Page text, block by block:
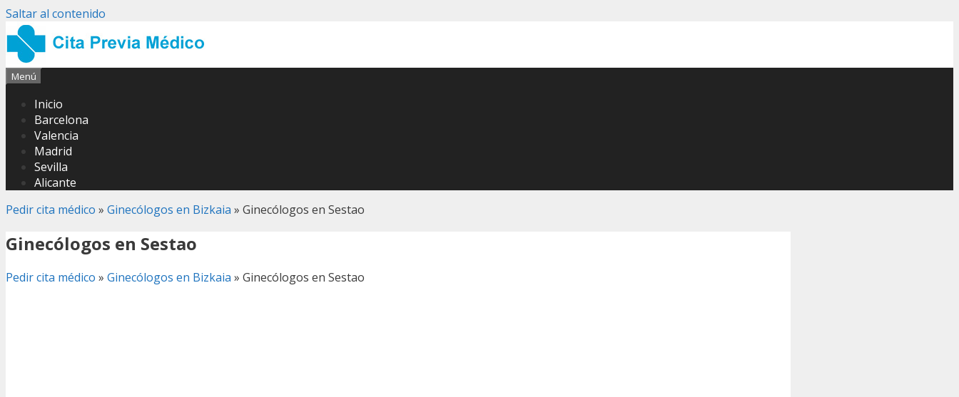
Saltar al contenido
Menú
Inicio
Barcelona
Valencia
Madrid
Sevilla
Alicante
Pedir cita médico » Ginecólogos en Bizkaia » Ginecólogos en Sestao
Ginecólogos en Sestao
Pedir cita médico » Ginecólogos en Bizkaia » Ginecólogos en Sestao